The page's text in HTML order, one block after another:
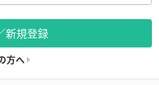
新規登録
方へ